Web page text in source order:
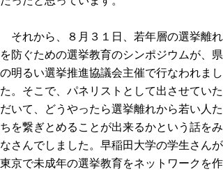
それから、８月３１日、若年層の選挙離れ
を防ぐための選挙教育のシンポジウムが、県
の明るい選挙推進協議会主催で行なわれまし
た。そこで、パネリストとして出させていた
だいて、どうやったら選挙離れから若い人た
ちを繋ぎとめることが出来るかという話をみ
なさんでしました。早稲田大学の学生さんが
東京で未成年の選挙教育をネットワークを作